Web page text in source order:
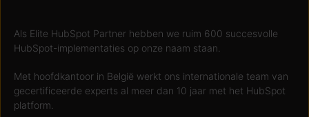
Als Elite HubSpot Partner hebben we ruim 600 succesvolle
HubSpot-implementaties op onze naam staan.
Met hoofdkantoor in België werkt ons internationale team van
gecertificeerde experts al meer dan 10 jaar met het HubSpot
platform.